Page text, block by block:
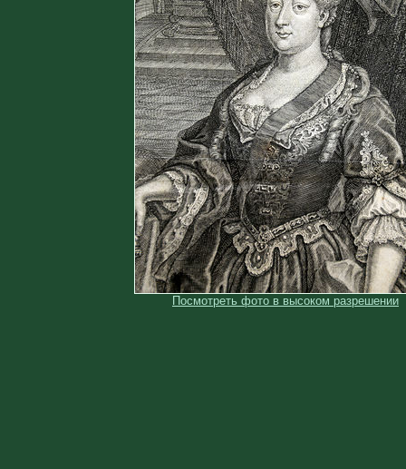
Посмотреть фото в высоком разрешении